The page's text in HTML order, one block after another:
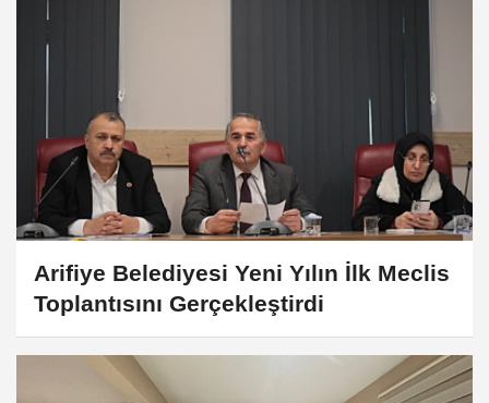
Arifiye Belediyesi Yeni Yılın İlk Meclis
Toplantısını Gerçekleştirdi